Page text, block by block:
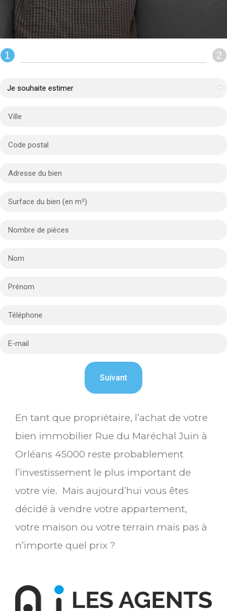
REMPLIR LE FORMULAIRE :
1 2
En tant que propriétaire, l’achat de votre
bien immobilier Rue du Maréchal Juin à
Orléans 45000 reste probablement
l’investissement le plus important de
votre vie. Mais aujourd’hui vous êtes
décidé à vendre votre appartement,
votre maison ou votre terrain mais pas à
n’importe quel prix ?